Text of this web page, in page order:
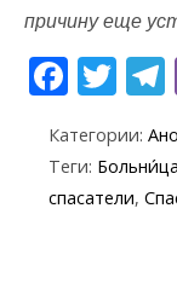
причину еще
F
e
b
T
itt
er
Категории:
Теги: Больни́ца
спасатели,